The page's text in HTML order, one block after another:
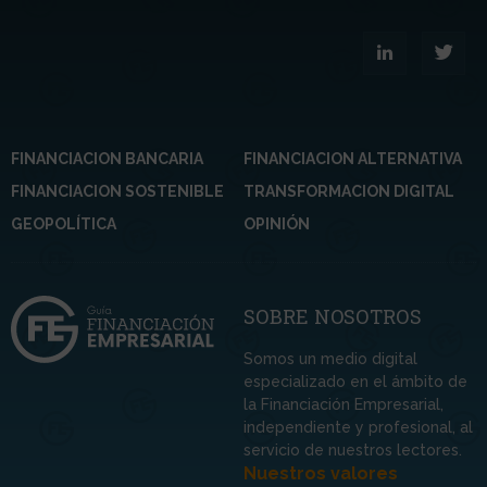
FINANCIACION BANCARIA
FINANCIACION ALTERNATIVA
FINANCIACION SOSTENIBLE
TRANSFORMACION DIGITAL
GEOPOLÍTICA
OPINIÓN
SOBRE NOSOTROS
Somos un medio digital
especializado en el ámbito de
la Financiación Empresarial,
independiente y profesional, al
servicio de nuestros lectores.
Nuestros valores